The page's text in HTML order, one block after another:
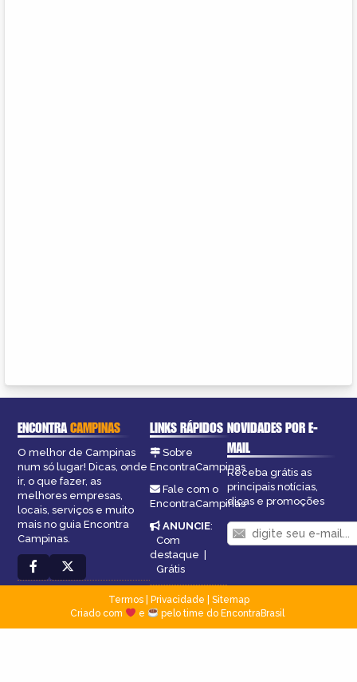
ENCONTRACAMPINAS
O melhor de Campinas
num só lugar! Dicas, onde
ir, o que fazer, as
melhores empresas,
locais, serviços e muito
mais no guia Encontra
Campinas.
LINKS RÁPIDOS
Sobre
EncontraCampinas
Fale com o
EncontraCampinas
ANUNCIE:
Com
destaque |
Grátis
NOVIDADES POR E-
MAIL
Receba grátis as
principais notícias,
dicas e promoções
Termos| Privacidade
Sitemap
Criado com
e pelo time do EncontraBrasil